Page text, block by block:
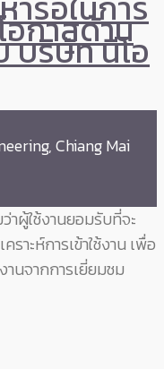
อกาสด้าน
บริษัท นีโอ
Chiang Mai
าผู้ใช้งานยอมรับที่จะ
าะห์การเข้าใช้งาน เพื่อ
นจากการเยี่ยมชม